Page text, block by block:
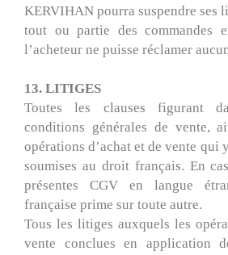
KERVIHAN pourra suspendre ses
tout ou partie des commandes
l’acheteur ne puisse réclamer
13. LITIGES
Toutes les clauses figurant
conditions générales de vente,
opérations d’achat et de vente qui
soumises au droit français. En
présentes CGV en langue
française prime sur toute autre.
Tous les litiges auxquels les
vente conclues en application